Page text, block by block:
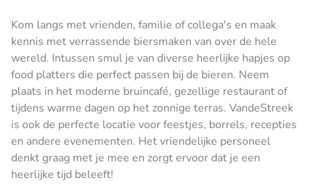
Kom langs met vrienden, familie of collega's en maak
kennis met verrassende biersmaken van over de hele
wereld. Intussen smul je van diverse heerlijke hapjes op
food platters die perfect passen bij de bieren. Neem
plaats in het moderne bruincafé, gezellige restaurant of
tijdens warme dagen op het zonnige terras. VandeStreek
is ook de perfecte locatie voor feestjes, borrels, recepties
en andere evenementen. Het vriendelijke personeel
denkt graag met je mee en zorgt ervoor dat je een
heerlijke tijd beleeft!